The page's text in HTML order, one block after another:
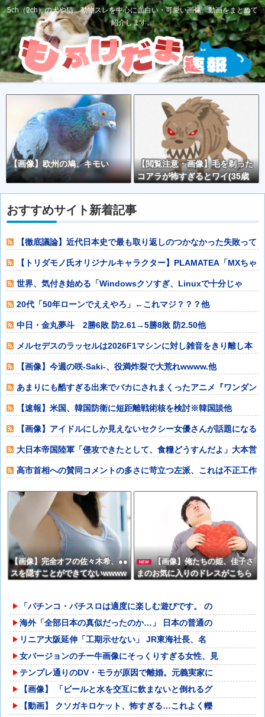
5ch（2ch）の犬や猫、動物スレを中心に面白い・可愛い画像、動画をまとめて
紹介します。
【画像】欧州の鳩、キモい
【閲覧注意・画像】毛を剃った
コアラが怖すぎるとワイ(35歳
おすすめサイト新着記事
【徹底議論】近代日本史で最も取り返しのつかなかった失敗って
何？他
【トリダモノ氏オリジナルキャラクター】PLAMATEA「MXちゃ
ん」プラ
世界、気付き始める「Windowsクソすぎ、Linuxで十分じゃ
ね？」デ
20代「50年ローンでええやろ」←これマジ？？？他
中日・金丸夢斗 2勝6敗 防2.61→5勝8敗 防2.50他
メルセデスのラッセルは2026F1マシンに対し雑音をきり離し本
質的な部分
【画像】今週の咲-Saki-、役満炸裂で大荒れwwww.他
あまりにも酷すぎる出来でバカにされまくったアニメ『ワンダン
ス』、原作者本
【速報】米国、韓国防衛に短距離戦術核を検討※韓国談他
【画像】アイドルにしか見えないセクシー女優さんが話題になる
ｗｗｗｗｗｗ他
大日本帝国陸軍「侵攻できたとして、食糧どうすんだよ」大本営
「現地調達」陸
高市首相への賛同コメントの多さに苛立つ左派、これは不正工作
【画像】完全オフの佐々木希、●●
スを隠すことができてないwwww
NEW
【画像】俺たちの姫、佳子さ
まのお気に入りのドレスがこちら
「パチンコ・パチスロは適度に楽しむ遊びです。 の
海外「全部日本の真似だったのか…」 日本の普通の
リニア大阪延伸「工期示せない」 JR東海社長、名
女バージョンのチー牛画像にそっくりすぎる女性、見
テンプレ通りのDV・モラが原因で離婚。元義実家に
【画像】 「ビールと水を交互に飲まないと倒れるグ
【動画】 クソガキロケット、怖すぎる…これよく轢